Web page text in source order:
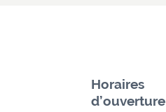
Horaires
d’ouverture